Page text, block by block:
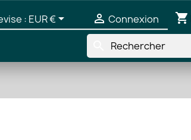
: EUR €  Connexion shopping_cart